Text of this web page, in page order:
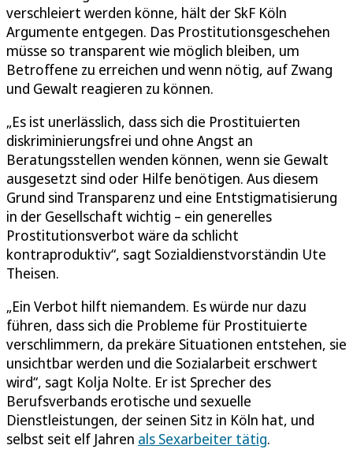
verschleiert werden könne, hält der SkF Köln
Argumente entgegen. Das Prostitutionsgeschehen
müsse so transparent wie möglich bleiben, um
Betroffene zu erreichen und wenn nötig, auf Zwang
und Gewalt reagieren zu können.
„Es ist unerlässlich, dass sich die Prostituierten
diskriminierungsfrei und ohne Angst an
Beratungsstellen wenden können, wenn sie Gewalt
ausgesetzt sind oder Hilfe benötigen. Aus diesem
Grund sind Transparenz und eine Entstigmatisierung
in der Gesellschaft wichtig – ein generelles
Prostitutionsverbot wäre da schlicht
kontraproduktiv“, sagt Sozialdienstvorständin Ute
Theisen.
„Ein Verbot hilft niemandem. Es würde nur dazu
führen, dass sich die Probleme für Prostituierte
verschlimmern, da prekäre Situationen entstehen, sie
unsichtbar werden und die Sozialarbeit erschwert
wird“, sagt Kolja Nolte. Er ist Sprecher des
Berufsverbands erotische und sexuelle
Dienstleistungen, der seinen Sitz in Köln hat, und
selbst seit elf Jahren als Sexarbeiter tätig.